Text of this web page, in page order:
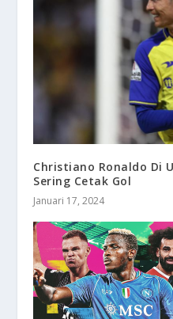
Christiano Ronaldo Di
Sering Cetak Gol
Januari 17, 2024